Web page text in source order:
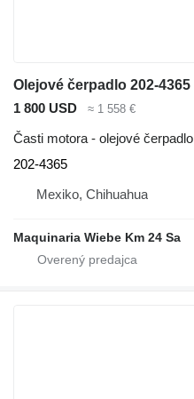
1 800 USD ≈ 1 558 €
Časti motora - olejové čerpadlo
202-4365
Mexiko, Chihuahua
Maquinaria Wiebe Km 24 Sa